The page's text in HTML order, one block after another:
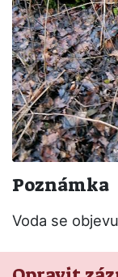
Poznámka
Voda se